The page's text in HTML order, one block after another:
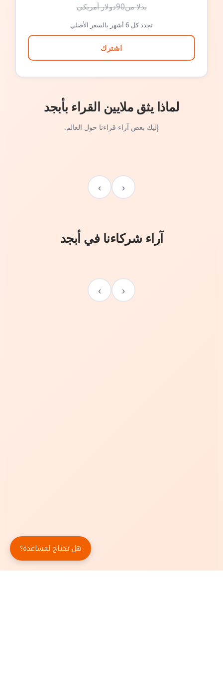
بدلا من90دولار أمريكي
تجدد كل 6 أشهر بالسعر الأصلي
اشترك
لماذا يثق ملايين القراء بأبجد
إليك بعض آراء قراءنا حول العالم.
‹
›
آراء شركاءنا في أبجد
‹
›
هل تحتاج لمساعدة؟